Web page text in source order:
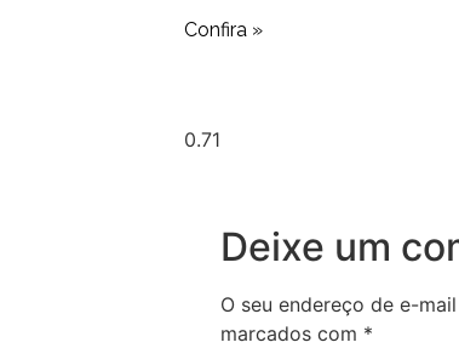
Confira »
Deixe um
O seu endereço de e-
marcados com *